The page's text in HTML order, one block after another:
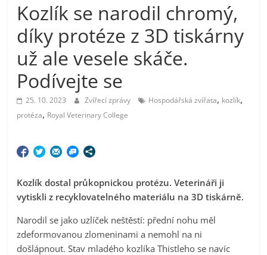
Kozlík se narodil chromý,
díky protéze z 3D tiskárny
už ale vesele skáče.
Podívejte se
25. 10. 2023 Zvířecí zprávy Hospodářská zvířata, kozlík,
protéza, Royal Veterinary College
Kozlík dostal průkopnickou protézu. Veterináři ji
vytiskli z recyklovatelného materiálu na 3D tiskárně.
Narodil se jako uzlíček neštěstí: přední nohu měl
zdeformovanou zlomeninami a nemohl na ni
došlápnout. Stav mladého kozlíka Thistleho se navíc